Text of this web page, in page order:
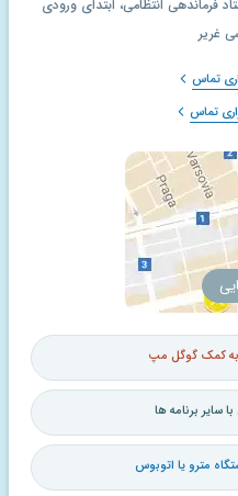
فرماندهی انتظامی، ابتدای ورودی
غریر
تماس
تماس
به کمک گوگل مپ
سایر برنامه ها
مترو یا اتوبوس